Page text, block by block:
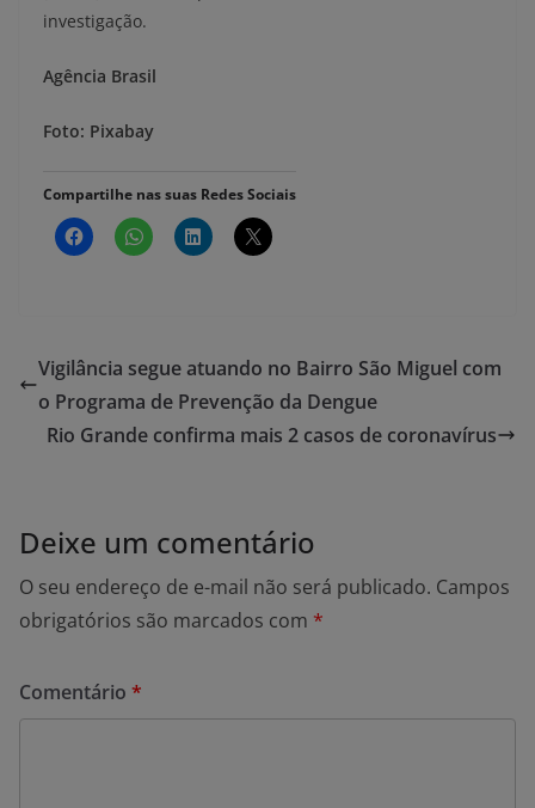
investigação.
Agência Brasil
Foto: Pixabay
Compartilhe nas suas Redes Sociais
Vigilância segue atuando no Bairro São Miguel com
o Programa de Prevenção da Dengue
Rio Grande confirma mais 2 casos de coronavírus
Deixe um comentário
O seu endereço de e-mail não será publicado. Campos
obrigatórios são marcados com *
Comentário *